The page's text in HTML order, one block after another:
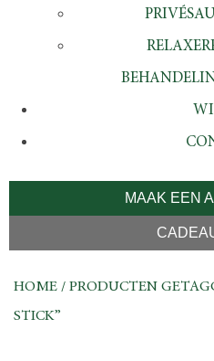
MAAK EEN
HOME / PRODUCTEN
STICK”